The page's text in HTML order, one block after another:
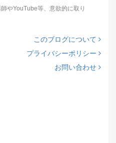
やYouTube等、意欲的に取り
このブログについて
プライバシーポリシー
お問い合わせ